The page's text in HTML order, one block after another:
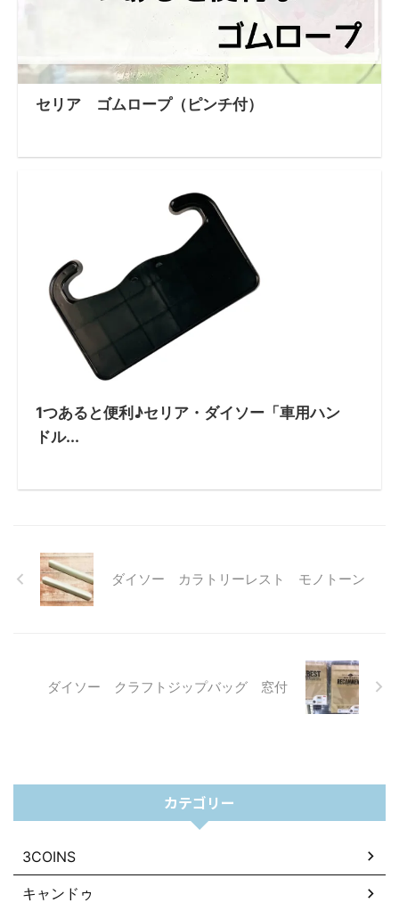
セリア ゴムロープ（ピンチ付）
1つあると便利♪セリア・ダイソー「車用ハン
ドル...
ダイソー カラトリーレスト モノトーン
ダイソー クラフトジップバッグ 窓付
カテゴリー
3COINS
キャンドゥ